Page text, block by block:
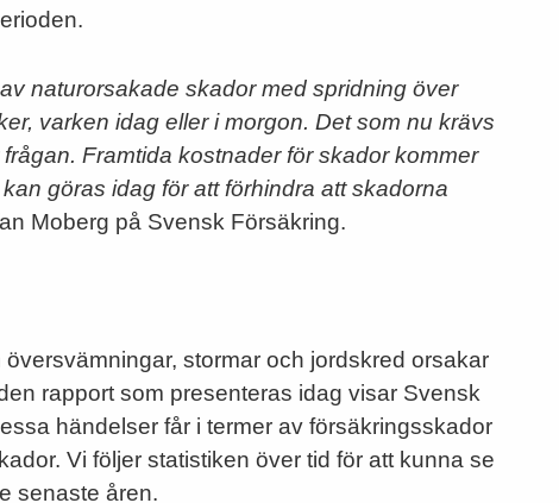
naturorsakade skador med spridning över
varken idag eller i morgon. Det som nu krävs
Framtida kostnader för skador kommer
göras idag för att förhindra att skadorna
Moberg på Svensk Försäkring.
stormar och jordskred orsakar
rapport som presenteras idag visar Svensk
händelser får i termer av försäkringsskador
Vi följer statistiken över tid för att kunna se
senaste åren.